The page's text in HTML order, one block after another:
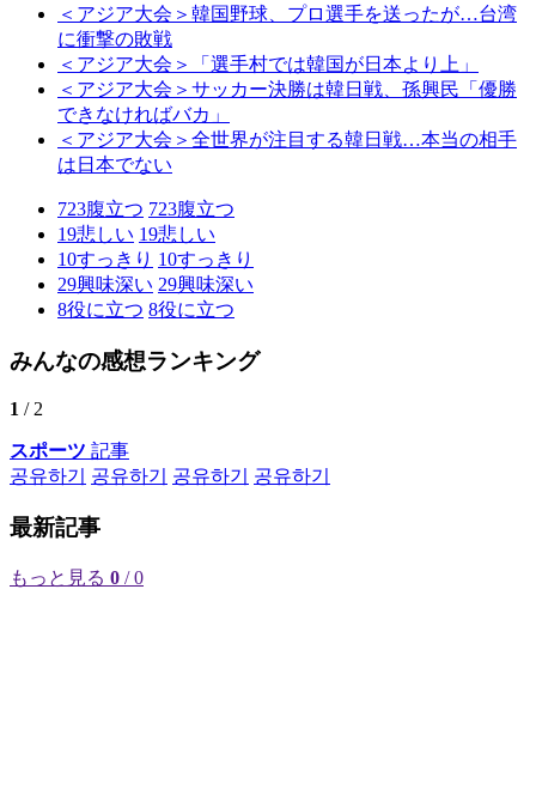
＜アジア大会＞韓国野球、プロ選手を送ったが…台湾
に衝撃の敗戦
＜アジア大会＞「選手村では韓国が日本より上」
＜アジア大会＞サッカー決勝は韓日戦、孫興民「優勝
できなければバカ」
＜アジア大会＞全世界が注目する韓日戦…本当の相手
は日本でない
723腹立つ 723腹立つ
19悲しい 19悲しい
10すっきり 10すっきり
29興味深い 29興味深い
8役に立つ 8役に立つ
みんなの感想ランキング
1 / 2
スポーツ 記事
공유하기
공유하기 공유하기 공유하기
最新記事
もっと見る 0 / 0